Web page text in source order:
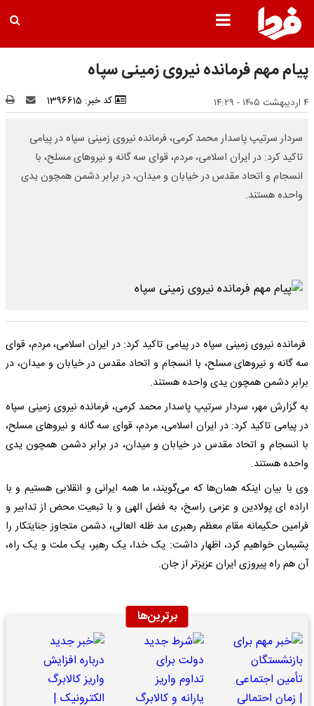
پیام مهم فرمانده نیروی زمینی سپاه
۴ اردیبهشت ۱۴۰۵ - ۱۴:۲۹ کد خبر: 1396615
سردار سرتیپ پاسدار محمد کرمی، فرمانده نیروی زمینی سپاه در پیامی
تاکید کرد: در ایران اسلامی، مردم، قوای سه گانه و نیروهای مسلح، با
انسجام و اتحاد مقدس در خیابان و میدان، در برابر دشمن همچون یدی
واحده هستند.
فرمانده نیروی زمینی سپاه در پیامی تاکید کرد: در ایران اسلامی، مردم، قوای
سه گانه و نیروهای مسلح، با انسجام و اتحاد مقدس در خیابان و میدان، در
برابر دشمن همچون یدی واحده هستند.
به گزارش مهر، سردار سرتیپ پاسدار محمد کرمی، فرمانده نیروی زمینی سپاه
در پیامی تاکید کرد: در ایران اسلامی، مردم، قوای سه گانه و نیروهای مسلح،
با انسجام و اتحاد مقدس در خیابان و میدان، در برابر دشمن همچون یدی
واحده هستند.
وی با بیان اینکه همان‌ها که می‌گویند، ما همه ایرانی و انقلابی هستیم و با
اراده ای پولادین و عزمی راسخ، به فضل الهی و با تبعیت محض از تدابیر و
فرامین حکیمانه مقام معظم رهبری مد ظله العالی، دشمن متجاوز جنایتکار را
پشیمان خواهیم کرد، اظهار داشت: یک خدا، یک رهبر، یک ملت و یک راه،
آن هم راه پیروزی ایران عزیزتر از جان.
برترین‌ها